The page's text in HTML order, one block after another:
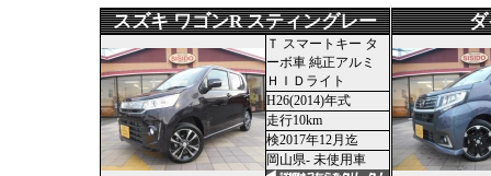
スズキ ワゴンR スティングレー
Ｔ スマートキー タ
ーボ車 純正アルミ
ＨＩＤライト
H26(2014)年式
走行10km
検2017年12月迄
岡山県- 未使用車